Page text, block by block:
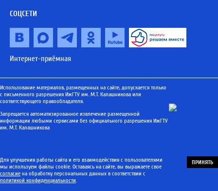
СОЦСЕТИ
Интернет-приёмная
Использование материалов, размещенных на сайте, допускается только
с письменного разрешения ИжГТУ им. М.Т. Калашникова или
соответствующего правообладателя.
Запрещается автоматизированное извлечение размещенной
информации любыми сервисами без официального разрешения ИжГТУ
им. М.Т. Калашникова
Для улучшения работы сайта и его взаимодействия с пользователями
мы используем файлы cookie. Оставаясь на сайте, вы выражаете свое
согласие на обработку персональных данных в соответствии с
политикой конфиденциальности.
ПРИНЯТЬ